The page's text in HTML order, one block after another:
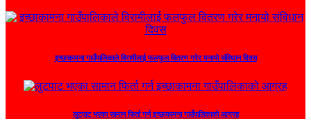
इच्छाकामना गाउँपालिकाले विरामीलाई फलफुल वितरण गरेर मनायो संविधान दिवस
लुटपाट भएका सामान फिर्ता गर्न इच्छाकामना गाउँपालिकाको आग्रह